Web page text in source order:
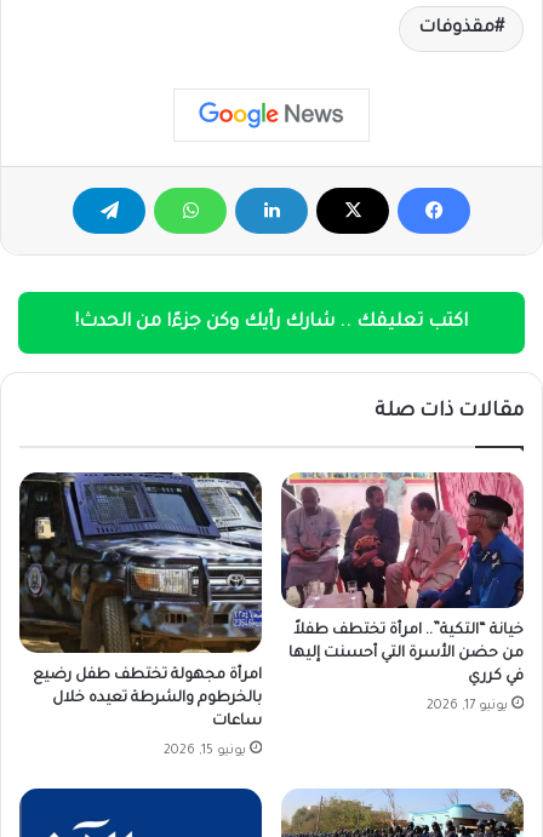
مقذوفات
اكتب تعليقك .. شارك رأيك وكن جزءًا من الحدث!
مقالات ذات صلة
خيانة “التكية”.. امرأة تختطف طفلاً
من حضن الأسرة التي أحسنت إليها
في كرري
يونيو 17, 2026
امرأة مجهولة تختطف طفل رضيع
بالخرطوم والشرطة تعيده خلال
ساعات
يونيو 15, 2026